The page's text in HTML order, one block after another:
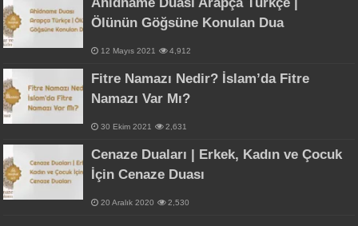
Ahidname Duası Arapça Türkçe |
Ölünün Göğsüne Konulan Dua
12 Mayıs 2021 4,912
Fitre Namazı Nedir? İslam’da Fitre
Namazı Var Mı?
30 Ekim 2021 2,631
Cenaze Duaları | Erkek, Kadın ve Çocuk
İçin Cenaze Duası
20 Aralık 2020 2,530